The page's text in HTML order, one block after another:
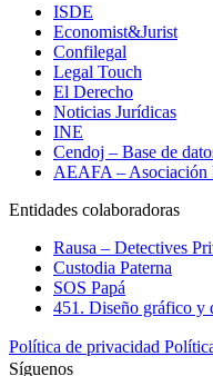
ISDE
Economist&Jurist
Confilegal
Legal Touch
El Derecho
Noticias Jurídicas
INE
Cendoj – Base de
AEAFA – Asociación
Entidades colaboradoras
Rausa – Detectives
Custodia Paterna
SOS Papá
451. Diseño gráfico y
Política de privacidad
Síguenos